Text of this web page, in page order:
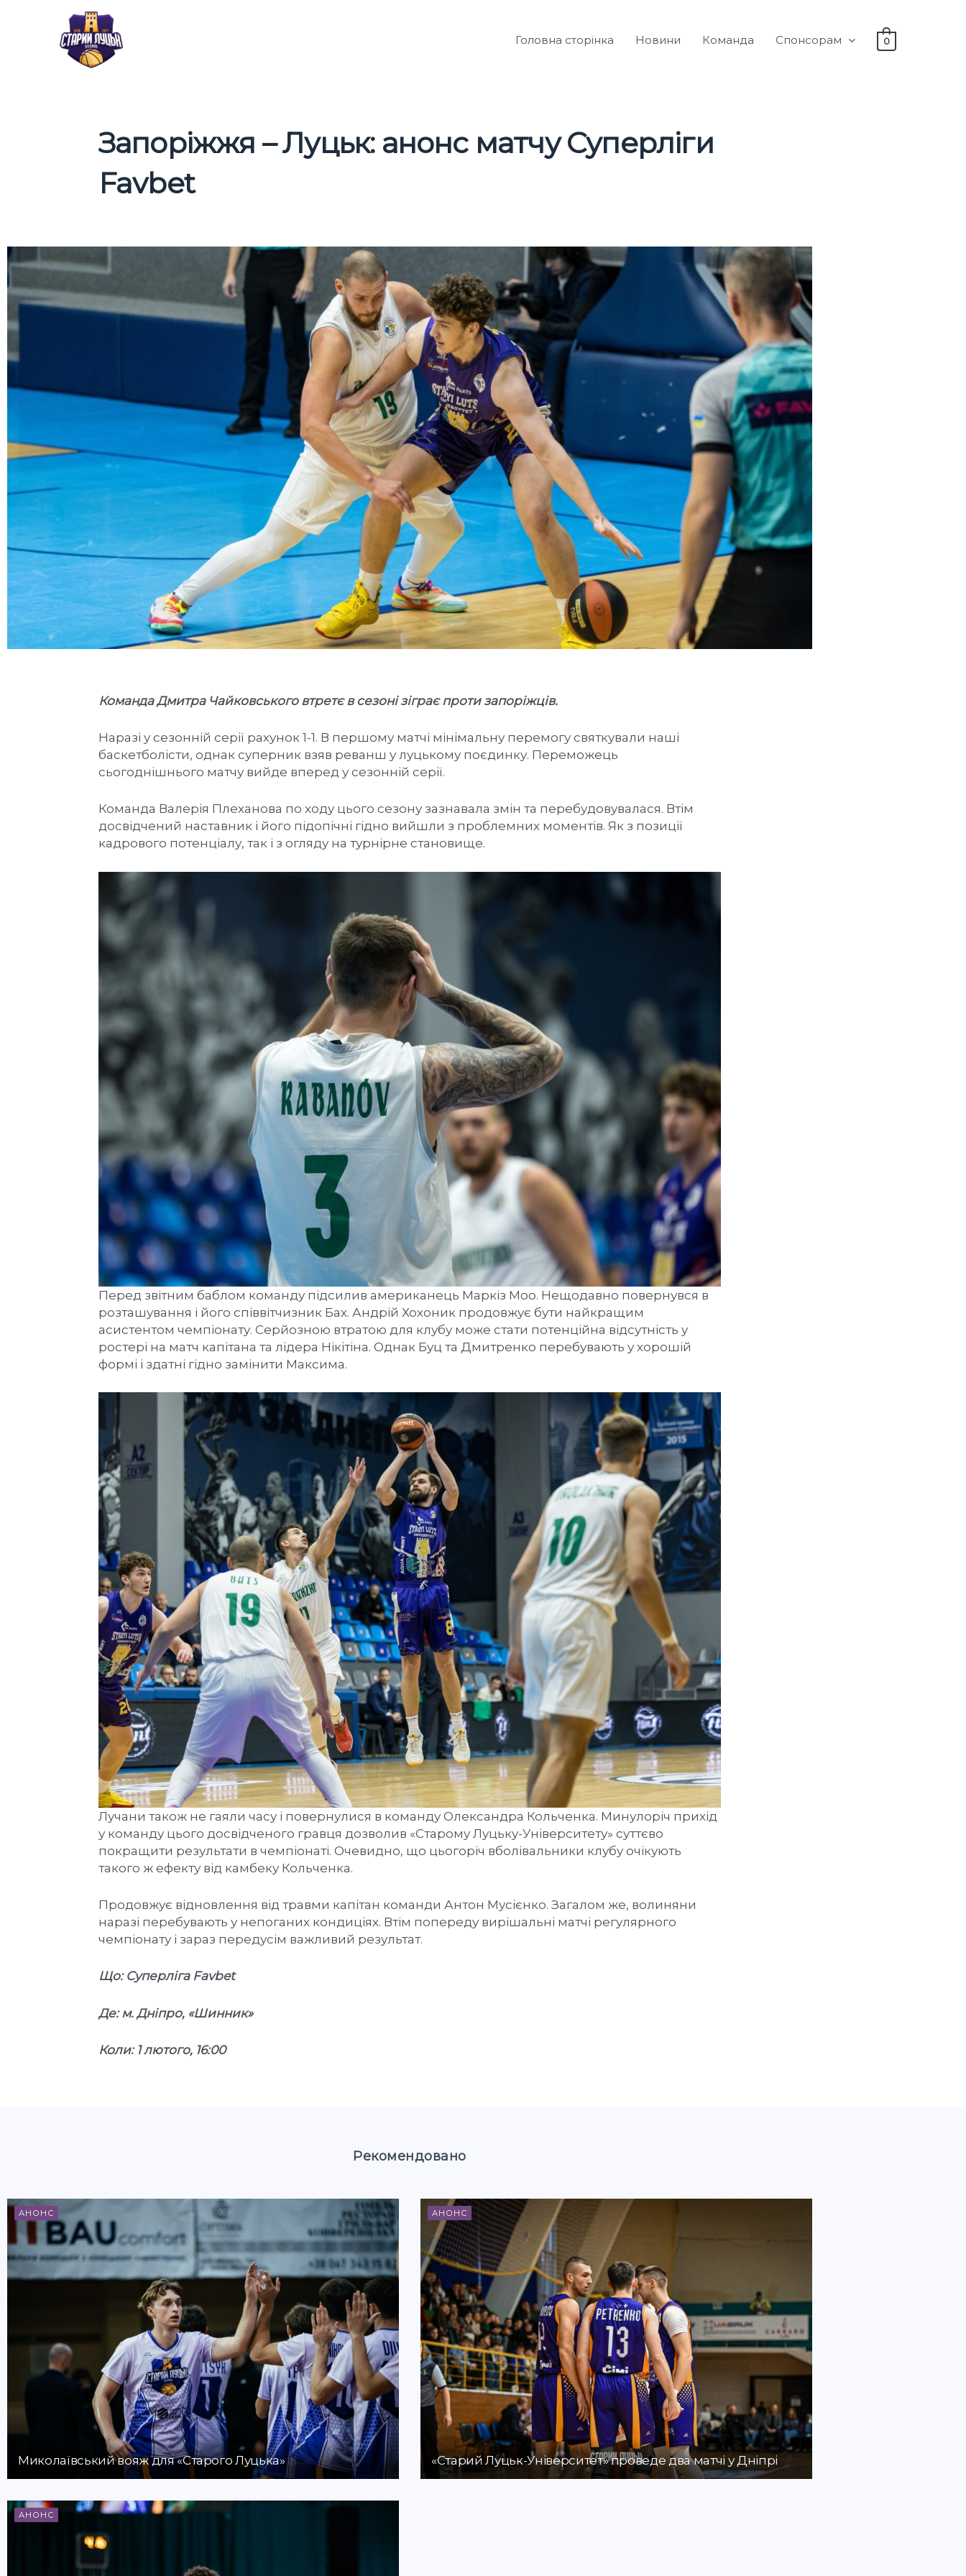
Головна сторінка Новини Команда Спонсорам 0
Запоріжжя – Луцьк: анонс матчу Суперліги
Favbet
Команда Дмитра Чайковського втретє в сезоні зіграє проти запоріжців.
Наразі у сезонній серії рахунок 1-1. В першому матчі мінімальну перемогу святкували наші
баскетболісти, однак суперник взяв реванш у луцькому поєдинку. Переможець
сьогоднішнього матчу вийде вперед у сезонній серії.
Команда Валерія Плеханова по ходу цього сезону зазнавала змін та перебудовувалася. Втім
досвідчений наставник і його підопічні гідно вийшли з проблемних моментів. Як з позиції
кадрового потенціалу, так і з огляду на турнірне становище.
Перед звітним баблом команду підсилив американець Маркіз Моо. Нещодавно повернувся в
розташування і його співвітчизник Бах. Андрій Хохоник продовжує бути найкращим
асистентом чемпіонату. Серйозною втратою для клубу може стати потенційна відсутність у
ростері на матч капітана та лідера Нікітіна. Однак Буц та Дмитренко перебувають у хорошій
формі і здатні гідно замінити Максима.
Лучани також не гаяли часу і повернулися в команду Олександра Кольченка. Минулоріч прихід
у команду цього досвідченого гравця дозволив «Старому Луцьку-Університету» суттєво
покращити результати в чемпіонаті. Очевидно, що цьогоріч вболівальники клубу очікують
такого ж ефекту від камбеку Кольченка.
Продовжує відновлення від травми капітан команди Антон Мусієнко. Загалом же, волиняни
наразі перебувають у непоганих кондиціях. Втім попереду вирішальні матчі регулярного
чемпіонату і зараз передусім важливий результат.
Що: Суперліга Favbet
Де: м. Дніпро, «Шинник»
Коли: 1 лютого, 16:00
Рекомендовано
АНОНС
Миколаївський вояж для «Старого Луцька»
АНОНС
«Старий Луцьк-Університет» проведе два матчі у Дніпрі
АНОНС